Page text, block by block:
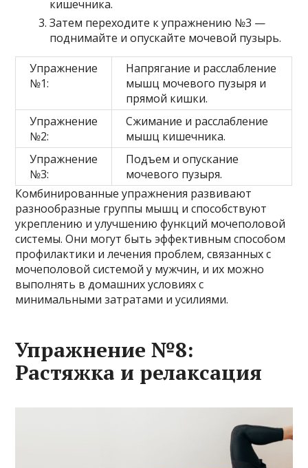
кишечника.
Затем переходите к упражнению №3 —
поднимайте и опускайте мочевой пузырь.
Упражнение
№1:
Напрягание и расслабление
мышц мочевого пузыря и
прямой кишки.
Упражнение
№2:
Сжимание и расслабление
мышц кишечника.
Упражнение
№3:
Подъем и опускание
мочевого пузыря.
Комбинированные упражнения развивают
разнообразные группы мышц и способствуют
укреплению и улучшению функций мочеполовой
системы. Они могут быть эффективным способом
профилактики и лечения проблем, связанных с
мочеполовой системой у мужчин, и их можно
выполнять в домашних условиях с
минимальными затратами и усилиями.
Упражнение №8:
Растяжка и релаксация